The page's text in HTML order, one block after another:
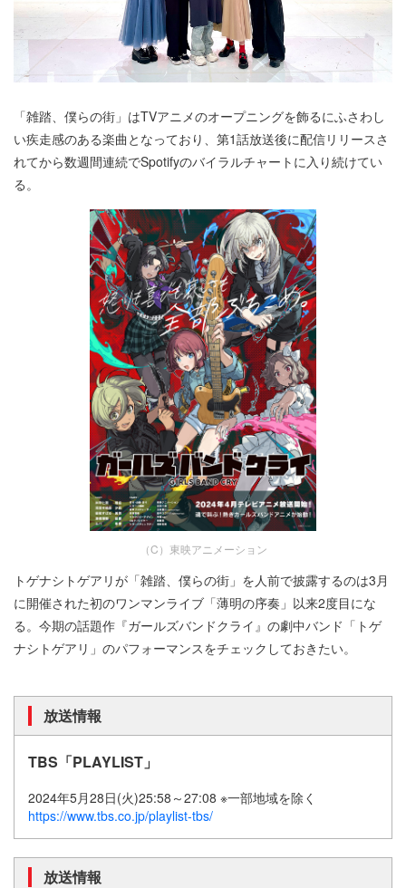
「雑踏、僕らの街」はTVアニメのオープニングを飾るにふさわし
い疾走感のある楽曲となっており、第1話放送後に配信リリースさ
れてから数週間連続でSpotifyのバイラルチャートに入り続けてい
る。
（C）東映アニメーション
トゲナシトゲアリが「雑踏、僕らの街」を人前で披露するのは3月
に開催された初のワンマンライブ「薄明の序奏」以来2度目にな
る。今期の話題作『ガールズバンドクライ』の劇中バンド「トゲ
ナシトゲアリ」のパフォーマンスをチェックしておきたい。
放送情報
TBS「PLAYLIST」
2024年5月28日(火)25:58～27:08 ※一部地域を除く
https://www.tbs.co.jp/playlist-tbs/
放送情報